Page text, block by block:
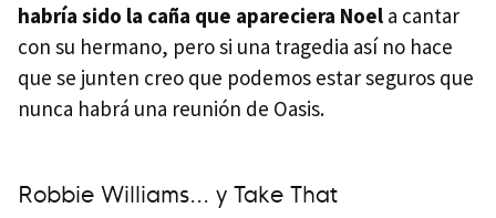
habría sido la caña que apareciera Noel a cantar
con su hermano, pero si una tragedia así no hace
que se junten creo que podemos estar seguros que
nunca habrá una reunión de Oasis.
Robbie Williams... y Take That